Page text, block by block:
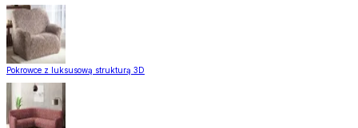
Pokrowce z luksusową strukturą 3D